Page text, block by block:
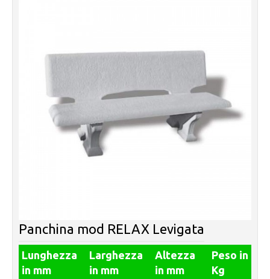
Panchina mod RELAX Levigata
Lunghezza
in mm
Larghezza
in mm
Altezza
in mm
Peso in
Kg